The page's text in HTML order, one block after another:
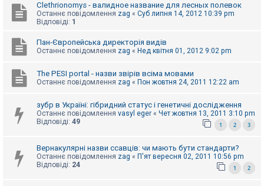
к
и
н
т
м
Clethrionomys - валидное название для лесных полевок
Останнє повідомлення zag « Суб липня 14, 2012 10:39 pm
Відповіді: 1
Пан-Європейська директорія видів
Останнє повідомлення zag « Нед квітня 01, 2012 9:02 pm
The PESI portal - назви звірів всіма мовами
Останнє повідомлення zag « Пон жовтня 24, 2011 12:22 am
зубр в Україні: гібридний статус і генетичні дослідження
Останнє повідомлення vasyl eger « Чет жовтня 13, 2011 3:10 pm
Відповіді: 49 1 2 3
Вернакулярні назви ссавців: чи мають бути стандарти?
Останнє повідомлення zag « П'ят вересня 02, 2011 10:56 pm
Відповіді: 24 1 2